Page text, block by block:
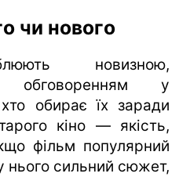
чи нового
новизною,
обговоренням у
обирає їх заради
кіно — якість,
фільм популярний
нього сильний сюжет,